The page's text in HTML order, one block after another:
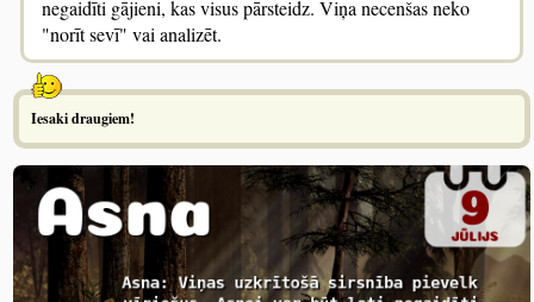
negaidīti gājieni, kas visus pārsteidz. Viņa necenšas neko
"norīt sevī" vai analizēt.
Iesaki draugiem!